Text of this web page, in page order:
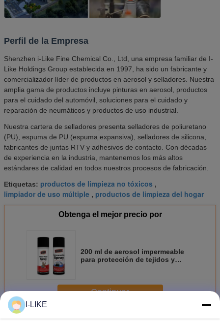
Perfil de la Empresa
Shenzhen i-Like Fine Chemical Co., Ltd, una empresa familiar de I-
Like Holdings Group establecida en 1997, ha sido un fabricante y
comercializador líder de productos en aerosol y selladores. Nuestra
amplia gama de productos incluye pinturas en aerosol, productos
para el cuidado del automóvil, soluciones para el cuidado y
reparación de neumáticos y productos de uso industrial.
Nuestra cartera de selladores presenta selladores de poliuretano
(PU), espuma de PU (espuma expansiva), selladores de silicona,
fabricantes de juntas RTV y adhesivos de contacto. Con décadas
de experiencia en la industria, mantenemos los más altos
estándares de calidad en todos nuestros procesos de fabricación.
Etiquetas: productos de limpieza no tóxicos ,
limpiador de uso múltiple , productos de limpieza del hogar
Obtenga el mejor precio por
200 ml de aerosol impermeable
para protección de tejidos y
Continuar
I-LIKE